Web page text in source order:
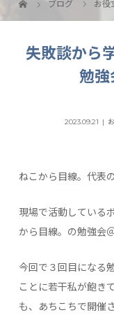
ブログ お役
失敗談から
勉強
2023.09.21
ねこから目線。代表
現場で活動している
から目線。の勉強会
今回で３回目になる
ことに若干私が飽き
も、あちこちで開催